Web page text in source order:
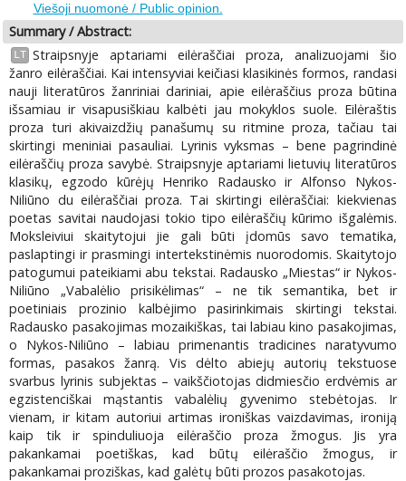
Viešoji nuomonė / Public opinion.
Summary / Abstract:
LT Straipsnyje aptariami eilėraščiai proza, analizuojami šio
žanro eilėraščiai. Kai intensyviai keičiasi klasikinės formos, randasi
nauji literatūros žanriniai dariniai, apie eilėraščius proza būtina
išsamiau ir visapusiškiau kalbėti jau mokyklos suole. Eilėraštis
proza turi akivaizdžių panašumų su ritmine proza, tačiau tai
skirtingi meniniai pasauliai. Lyrinis vyksmas – bene pagrindinė
eilėraščių proza savybė. Straipsnyje aptariami lietuvių literatūros
klasikų, egzodo kūrėjų Henriko Radausko ir Alfonso Nykos-
Niliūno du eilėraščiai proza. Tai skirtingi eilėraščiai: kiekvienas
poetas savitai naudojasi tokio tipo eilėraščių kūrimo išgalėmis.
Moksleiviui skaitytojui jie gali būti įdomūs savo tematika,
paslaptingi ir prasmingi intertekstinėmis nuorodomis. Skaitytojo
patogumui pateikiami abu tekstai. Radausko „Miestas“ ir Nykos-
Niliūno „Vabalėlio prisikėlimas“ – ne tik semantika, bet ir
poetiniais prozinio kalbėjimo pasirinkimais skirtingi tekstai.
Radausko pasakojimas mozaikiškas, tai labiau kino pasakojimas,
o Nykos-Niliūno – labiau primenantis tradicines naratyvumo
formas, pasakos žanrą. Vis dėlto abiejų autorių tekstuose
svarbus lyrinis subjektas – vaikščiotojas didmiesčio erdvėmis ar
egzistenciškai mąstantis vabalėlių gyvenimo stebėtojas. Ir
vienam, ir kitam autoriui artimas ironiškas vaizdavimas, ironiją
kaip tik ir spinduliuoja eilėraščio proza žmogus. Jis yra
pakankamai poetiškas, kad būtų eilėraščio žmogus, ir
pakankamai proziškas, kad galėtų būti prozos pasakotojas.